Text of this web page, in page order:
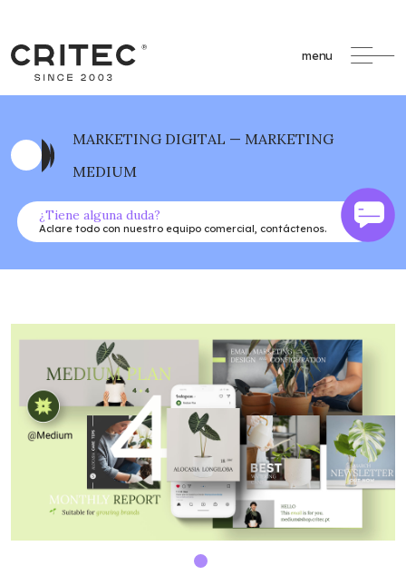
menu
MARKETING DIGITAL — MARKETING
MEDIUM
¿Tiene alguna duda?
Aclare todo con nuestro equipo comercial, contáctenos.